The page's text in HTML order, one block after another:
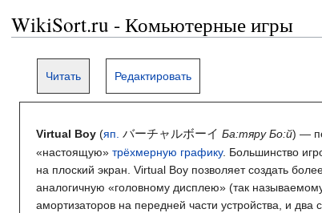
WikiSort.ru - Комьютерные игры
Читать Редактировать
Virtual Boy (яп. バーチャルボーイ Ба:тяру Бо:й) —
«настоящую» трёхмерную графику. Большинство
на плоский экран. Virtual Boy позволяет создать
аналогичную «головному дисплею» (так
амортизаторов на передней части устройства, и